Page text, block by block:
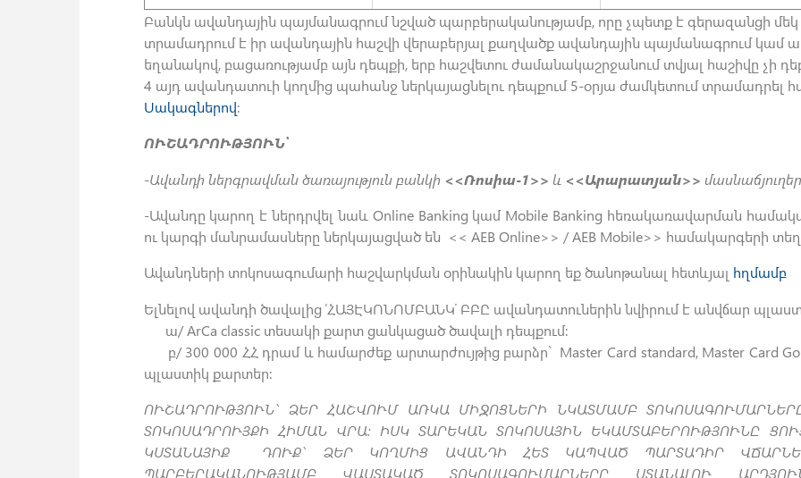
Բանկն ավանդային պայմանագրում նշված պարբերականությամբ, որը չպետք է գերազանցի
տրամադրում է իր ավանդային հաշվի վերաբերյալ քաղվածք ավանդային պայմանագրում կամ
եղանակով, բացառությամբ այն դեպքի, երբ հաշվետու ժամանակաշրջանում տվյալ հաշիվը չի
4 այդ ավանդատուի կողմից պահանջ ներկայացնելու դեպքում 5-օրյա ժամկետում
Սակագներով:
ՈՒՇԱԴՐՈՒԹՅՈՒՆ՝
-Ավանդի ներգրավման ծառայություն բանկի <<Ռոսիա-1>> և <<Արարատյան>>
-Ավանդը կարող է ներդրվել նաև Online Banking կամ Mobile Banking հեռակառավարման
ու կարգի մանրամասները ներկայացված են << AEB Online>> / AEB Mobile>> համակարգերի
Ավանդների տոկոսագումարի հաշվարկման օրինակին կարող եք ծանոթանալ հետևյալ հղմամբ
Ելնելով ավանդի ծավալից ՙՀԱՅԷԿՈՆՈՄԲԱՆԿ՚ ԲԲԸ ավանդատուներին նվիրում է անվճար
ա/ ArCa classic տեսակի քարտ ցանկացած ծավալի դեպքում:
բ/ 300 000 ՀՀ դրամ և համարժեք արտարժույթից բարձր` Master Card standard, Master Card
պլաստիկ քարտեր:
ՈՒՇԱԴՐՈՒԹՅՈՒՆ` ՁԵՐ ՀԱՇՎՈՒՄ ԱՌԿԱ ՄԻՋՈՑՆԵՐԻ ՆԿԱՏՄԱՄԲ
ՏՈԿՈՍԱԴՐՈՒՅՔԻ ՀԻՄԱՆ ՎՐԱ: ԻՍԿ ՏԱՐԵԿԱՆ ՏՈԿՈՍԱՅԻՆ ԵԿԱՄՏԱԲԵՐՈՒԹՅՈՒՆԸ
ԿՍՏԱՆԱՅԻՔ ԴՈՒՔ` ՁԵՐ ԿՈՂՄԻՑ ԱՎԱՆԴԻ ՀԵՏ ԿԱՊՎԱԾ ՊԱՐՏԱԴԻՐ
ՊԱՐԲԵՐԱԿԱՆՈՒԹՅԱՄԲ ՎԱՍՏԱԿԱԾ ՏՈԿՈՍԱԳՈՒՄԱՐՆԵՐԸ ՍՏԱՆԱԼՈՒ